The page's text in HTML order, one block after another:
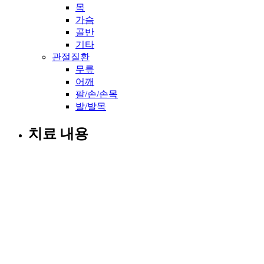
목
가슴
골반
기타
관절질환
무릎
어깨
팔/손/손목
발/발목
치료 내용